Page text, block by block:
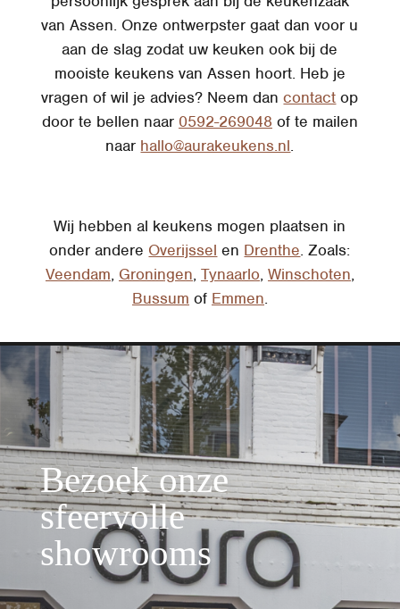
van Assen. Onze ontwerpster gaat dan voor u
aan de slag zodat uw keuken ook bij de
mooiste keukens van Assen hoort. Heb je
vragen of wil je advies? Neem dancontact op
door te bellen naar 0592-269048 of te mailen
naar hallo@aurakeukens.nl.
Wij hebben al keukens mogen plaatsen in
onder andere Overijssel en Drenthe. Zoals:
Veendam, Groningen, Tynaarlo, Winschoten,
Bussum of Emmen.
Bezoek onze
sfeervolle
showrooms